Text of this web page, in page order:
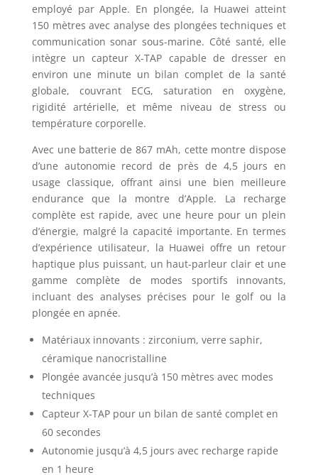
employé par Apple. En plongée, la Huawei atteint
150 mètres avec analyse des plongées techniques et
communication sonar sous-marine. Côté santé, elle
intègre un capteur X-TAP capable de dresser en
environ une minute un bilan complet de la santé
globale, couvrant ECG, saturation en oxygène,
rigidité artérielle, et même niveau de stress ou
température corporelle.
Avec une batterie de 867 mAh, cette montre dispose
d’une autonomie record de près de 4,5 jours en
usage classique, offrant ainsi une bien meilleure
endurance que la montre d’Apple. La recharge
complète est rapide, avec une heure pour un plein
d’énergie, malgré la capacité importante. En termes
d’expérience utilisateur, la Huawei offre un retour
haptique plus puissant, un haut-parleur clair et une
gamme complète de modes sportifs innovants,
incluant des analyses précises pour le golf ou la
plongée en apnée.
Matériaux innovants : zirconium, verre saphir,
céramique nanocristalline
Plongée avancée jusqu’à 150 mètres avec modes
techniques
Capteur X-TAP pour un bilan de santé complet en
60 secondes
Autonomie jusqu’à 4,5 jours avec recharge rapide
en 1 heure